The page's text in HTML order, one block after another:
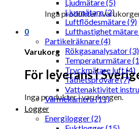
Inga produkter i
0
Varukorg
För leverans i
Inga produkter i varukorgen.
Ljudmätare (5)
Ljusmätare (2)
Luftflödesmätare (9)
Lufthastighet
Partikelräknare (4)
Rökgasanalysator (3)
Temperaturmätare
Tryckmätare luft (4)
Täthetsprovare (7)
Vattenaktivitet
Värmekamera (11)
Logger
Energilogger (2)